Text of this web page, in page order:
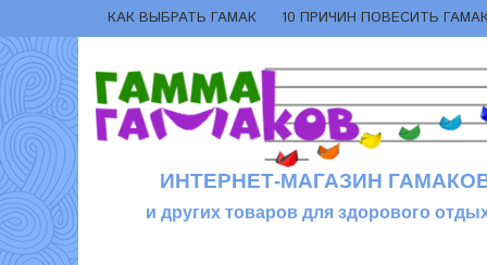
КАК ВЫБРАТЬ ГАМАК 10 ПРИЧИН ПОВЕСИТЬ
ИНТЕРНЕТ-МАГАЗИН
и других товаров для здорового